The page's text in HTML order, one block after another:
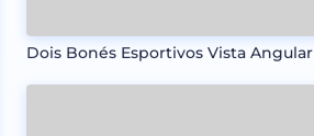
Dois Bonés Esportivos Vista Angular